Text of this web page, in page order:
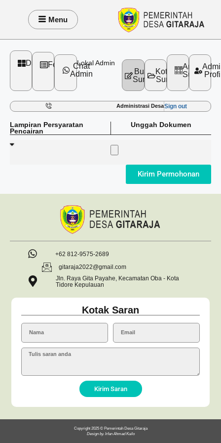
Menu
DashboardFormulirChat
Admin
Lokal Admin
Buat
Surat
Kotak
Surat
Arsip
Surat
Administrasi DesaSign out
Lampiran Persyaratan
Pencairan
Unggah Dokumen
Kirim Permohonan
+62 812-9575-2689
gitaraja2022@gmail.com
Jln. Raya Gita Payahe, Kecamatan Oba - Kota
Tidore Kepulauan
Kotak Saran
Kirim Saran
Copyright 2025 © Pemerintah Desa Gitaraja
Design by. Irfan Ahmad Kuilo